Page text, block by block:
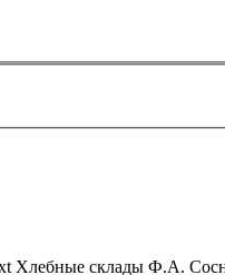
Хлебные склады Ф.А.